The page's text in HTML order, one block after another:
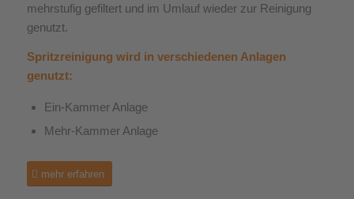
mehrstufig gefiltert und im Umlauf wieder zur Reinigung
genutzt.
Spritzreinigung wird in verschiedenen Anlagen
genutzt:
Ein-Kammer Anlage
Mehr-Kammer Anlage
mehr erfahren